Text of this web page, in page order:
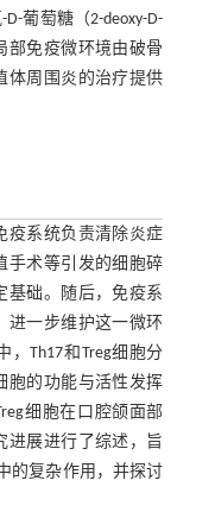
葡萄糖（2-deoxy-D-
部免疫微环境由破骨
体周围炎的治疗提供
疫系统负责清除炎症
手术等引发的细胞碎
基础。随后，免疫系
进一步维护这一微环
Th17和Treg细胞分
胞的功能与活性发挥
细胞在口腔颌面部
进展进行了综述，旨
的复杂作用，并探讨